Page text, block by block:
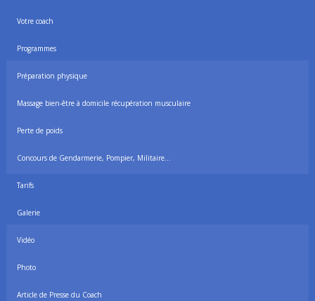
Votre coach
Programmes
Préparation physique
Massage bien-être à domicile récupération musculaire
Perte de poids
Concours de Gendarmerie, Pompier, Militaire…
Tarifs
Galerie
Vidéo
Photo
Article de Presse du Coach